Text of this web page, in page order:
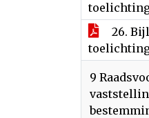
toelichting
26.
9